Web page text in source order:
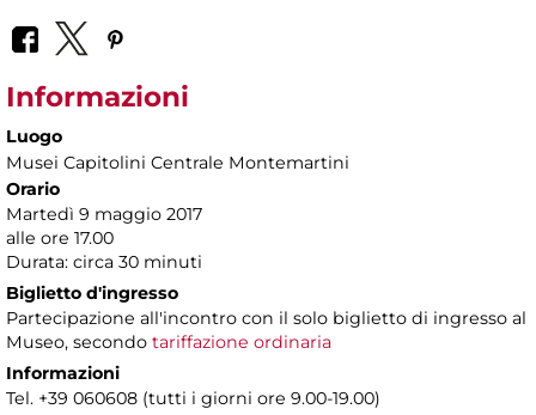
Informazioni
Luogo
Musei Capitolini Centrale Montemartini
Orario
Martedì 9 maggio 2017
alle ore 17.00
Durata: circa 30 minuti
Biglietto d'ingresso
Partecipazione all'incontro con il solo biglietto di ingresso al
Museo, secondo tariffazione ordinaria
Informazioni
Tel. +39 060608 (tutti i giorni ore 9.00-19.00)